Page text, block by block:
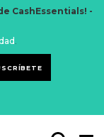
CashEssentials! -
.